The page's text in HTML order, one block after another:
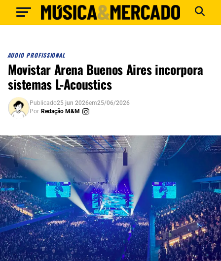
AUDIO PROFISSIONAL
Movistar Arena Buenos Aires incorpora
sistemas L-Acoustics
Publicado25 jun 2026em25/06/2026
Por Redação M&M